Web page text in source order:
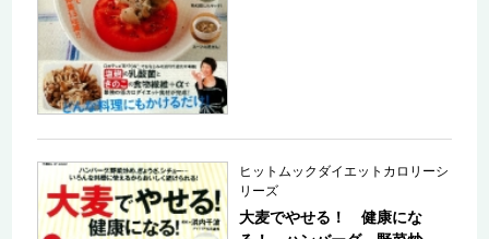
ヒットムックダイエットカロリーシ
リーズ
大麦でやせる！ 健康にな